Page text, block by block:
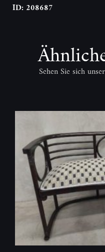
ID: 208687
Sehen Sie sich